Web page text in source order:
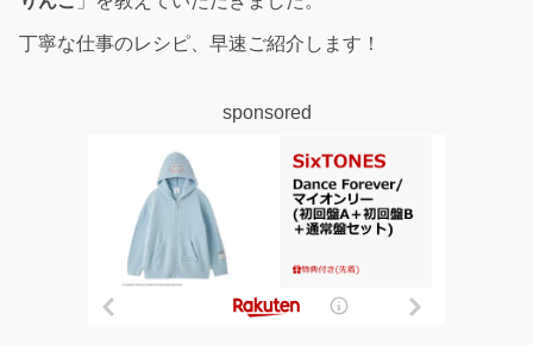
丁寧な仕事のレシピ、早速ご紹介します！
sponsored